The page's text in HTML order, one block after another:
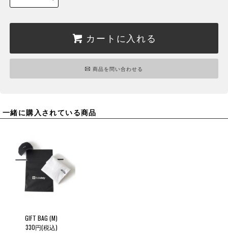
カートに入れる
商品を問い合わせる
一緒に購入されている商品
GIFT BAG (M)
330円(税込)